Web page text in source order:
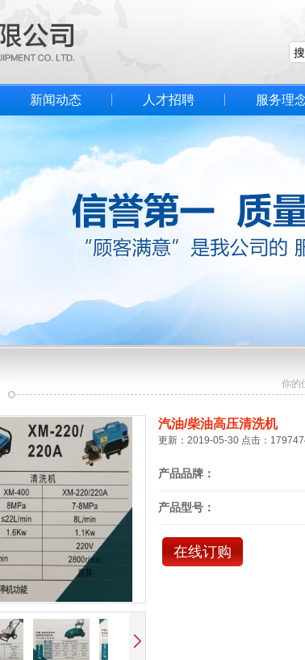
新闻动态 人才招聘 服务理
你的
汽油/柴油高压清洗机
更新：2019-05-30 点击：
产品品牌：
产品型号：
在线订购